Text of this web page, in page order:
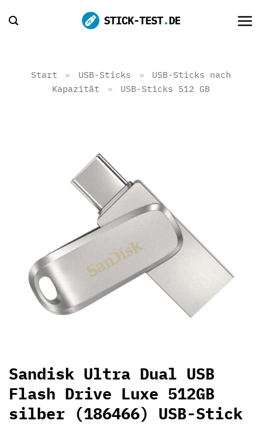
Inhalt
Start » USB-Sticks »
USB-Sticks nach
Kapazität
» USB-Sticks 512 GB
Sandisk Ultra Dual USB
Flash Drive Luxe 512GB
silber (186466) USB-Stick